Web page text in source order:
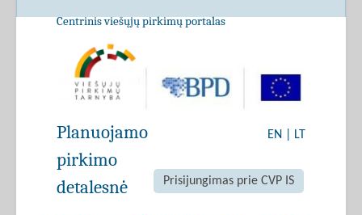
Centrinis viešųjų pirkimų portalas
EN LT
Prisijungimas prie CVP IS
Planuojamo
pirkimo
detalesnė